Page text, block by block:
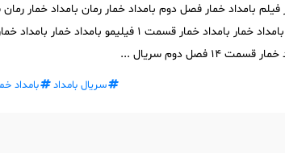
فیلم بامداد خمار فصل دوم بامداد خمار رمان بامداد خمار
فصل دوم سریال ...
سریال بامداد بامداد